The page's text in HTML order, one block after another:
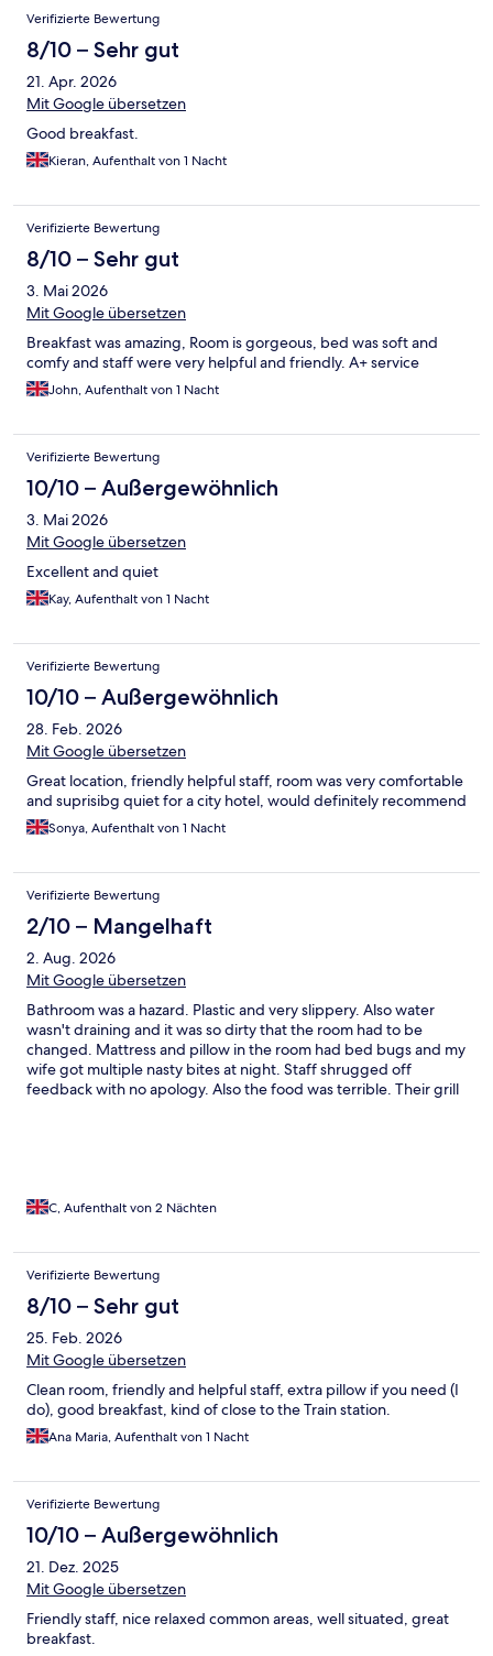
Verifizierte Bewertung
8/10 – Sehr gut
21. Apr. 2026
Mit Google übersetzen
Good breakfast.
Kieran, Aufenthalt von 1 Nacht
Verifizierte Bewertung
8/10 – Sehr gut
3. Mai 2026
Mit Google übersetzen
Breakfast was amazing, Room is gorgeous, bed was soft and
comfy and staff were very helpful and friendly. A+ service
John, Aufenthalt von 1 Nacht
Verifizierte Bewertung
10/10 – Außergewöhnlich
3. Mai 2026
Mit Google übersetzen
Excellent and quiet
Kay, Aufenthalt von 1 Nacht
Verifizierte Bewertung
10/10 – Außergewöhnlich
28. Feb. 2026
Mit Google übersetzen
Great location, friendly helpful staff, room was very comfortable
and suprisibg quiet for a city hotel, would definitely recommend
Sonya, Aufenthalt von 1 Nacht
Verifizierte Bewertung
2/10 – Mangelhaft
2. Aug. 2026
Mit Google übersetzen
Bathroom was a hazard. Plastic and very slippery. Also water
wasn't draining and it was so dirty that the room had to be
changed. Mattress and pillow in the room had bed bugs and my
wife got multiple nasty bites at night. Staff shrugged off
feedback with no apology. Also the food was terrible. Their grill
C, Aufenthalt von 2 Nächten
Verifizierte Bewertung
8/10 – Sehr gut
25. Feb. 2026
Mit Google übersetzen
Clean room, friendly and helpful staff, extra pillow if you need (I
do), good breakfast, kind of close to the Train station.
Ana Maria, Aufenthalt von 1 Nacht
Verifizierte Bewertung
10/10 – Außergewöhnlich
21. Dez. 2025
Mit Google übersetzen
Friendly staff, nice relaxed common areas, well situated, great
breakfast.